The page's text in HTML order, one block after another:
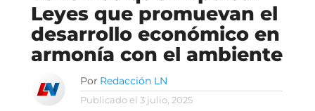
Leyes que promuevan el
desarrollo económico en
armonía con el ambiente
Por Redacción LN
Publicado el 3 julio, 2025